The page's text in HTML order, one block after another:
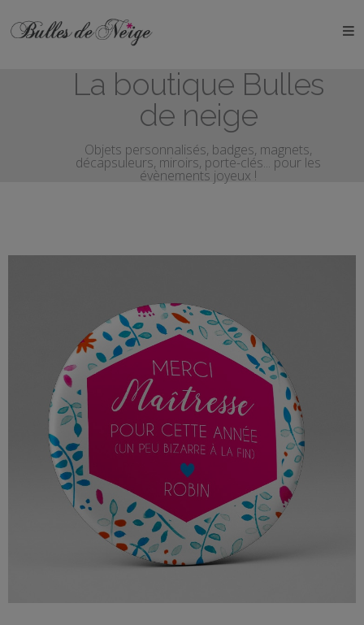
La boutique Bulles
de neige
Objets personnalisés, badges, magnets,
décapsuleurs, miroirs, porte-clés... pour les
évènements joyeux !
ÉVÉNEMENTS
Anniversaires
Communions
BOUTIQUE
Objets
personnalisés
Annonce
Grossesse